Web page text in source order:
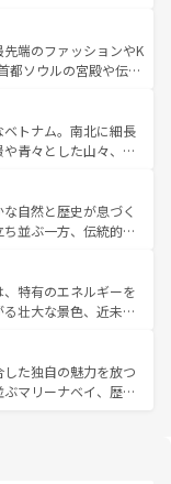
、サーフィンやダイ
好きにはたまらな
分に味わいつくそ
部など、都市の喧騒
る人に新しい発見と
い台湾の食文化も魅
ラエティ豊かな料理
は コンテンツ一覧を参
端のファッションやK
都ソウルの宮殿や伝統
然美を楽しむことが
のストリートフード
る。夜には、韓国な
魅力を心ゆくまで味
着の韓国情報はコンテンツ一
トナム。南北に細長
青々とした山々、世
イの古い町並みやホ
も、独特の雰囲気を
豊かさとおいしさで
コーヒーなどは、ぜ
てもあたたかい人々
忘れられない旅にな
自然と歴史が息づく
並ぶ一方、伝統的な
ンマイなどの山岳地
ットやクラビの美し
ができる。タイ料理
節にも異なる楽しみ
々、仏教を中心とし
れる旅人を魅了し続
特有のエネルギーを
壮大な景色、近未来
光スポットが密集し
も魅力。息をのむよ
を存分に楽しみ尽く
た独自の魅力を放つ
マリーナベイ、歴史